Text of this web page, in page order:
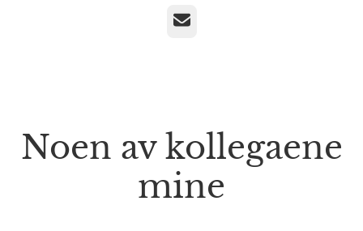
E-post
Noen av kollegaene
mine